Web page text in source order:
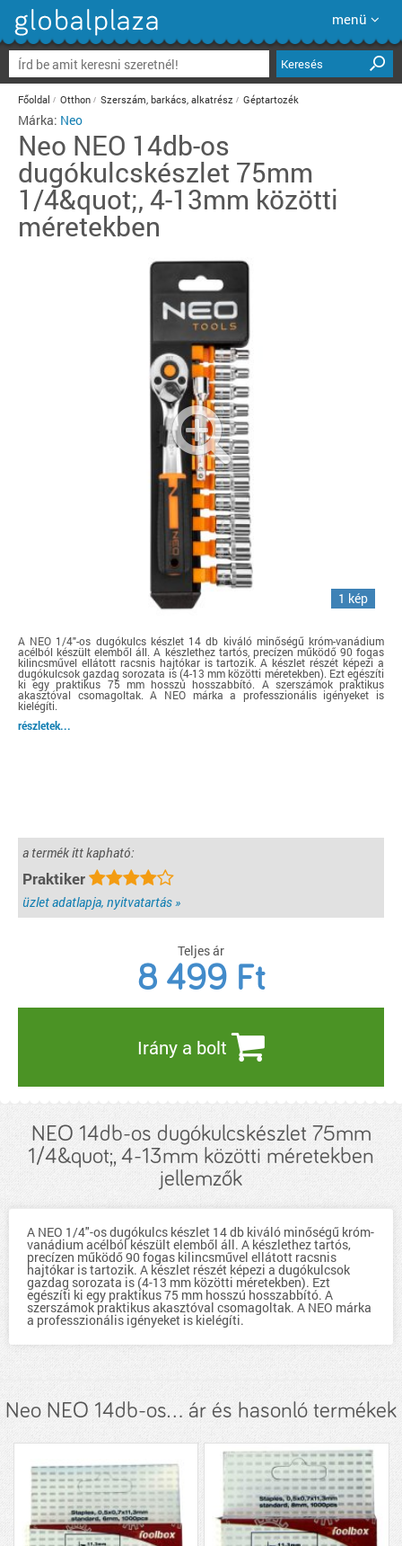
menü
Keresés
Főoldal Otthon Szerszám, barkács, alkatrész Géptartozék
Márka: Neo
Neo NEO 14db-os
dugókulcskészlet 75mm
1/4&quot;, 4-13mm közötti
méretekben
1 kép
A NEO 1/4"-os dugókulcs készlet 14 db kiváló minőségű króm-vanádium
acélból készült elemből áll. A készlethez tartós, precízen működő 90 fogas
kilincsművel ellátott racsnis hajtókar is tartozik. A készlet részét képezi a
dugókulcsok gazdag sorozata is (4-13 mm közötti méretekben). Ezt egészíti
ki egy praktikus 75 mm hosszú hosszabbító. A szerszámok praktikus
akasztóval csomagoltak. A NEO márka a professzionális igényeket is
kielégíti.
részletek...
a termék itt kapható:
Praktiker
üzlet adatlapja, nyitvatartás »
Teljes ár
8 499 Ft
Irány a bolt
NEO 14db-os dugókulcskészlet 75mm
1/4&quot;, 4-13mm közötti méretekben
jellemzők
A NEO 1/4"-os dugókulcs készlet 14 db kiváló minőségű króm-
vanádium acélból készült elemből áll. A készlethez tartós,
precízen működő 90 fogas kilincsművel ellátott racsnis
hajtókar is tartozik. A készlet részét képezi a dugókulcsok
gazdag sorozata is (4-13 mm közötti méretekben). Ezt
egészíti ki egy praktikus 75 mm hosszú hosszabbító. A
szerszámok praktikus akasztóval csomagoltak. A NEO márka
a professzionális igényeket is kielégíti.
Neo NEO 14db-os... ár és hasonló termékek